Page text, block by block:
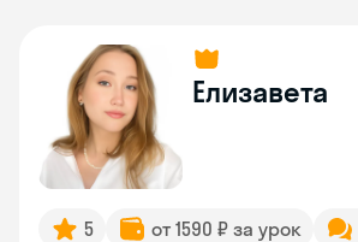
Елизавета
5 от 1590 ₽ за урок